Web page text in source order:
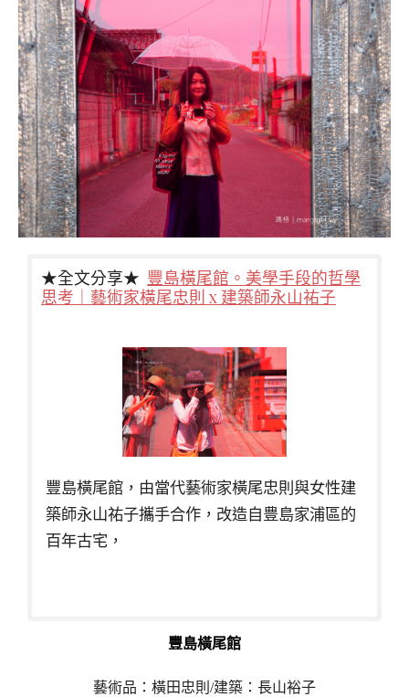
★全文分享★ 豐島橫尾館。美學手段的哲學
思考｜藝術家橫尾忠則 x 建築師永山祐子
豐島橫尾館，由當代藝術家橫尾忠則與女性建
築師永山祐子攜手合作，改造自豊島家浦區的
百年古宅，
豐島橫尾館
藝術品：橫田忠則/建築：長山裕子